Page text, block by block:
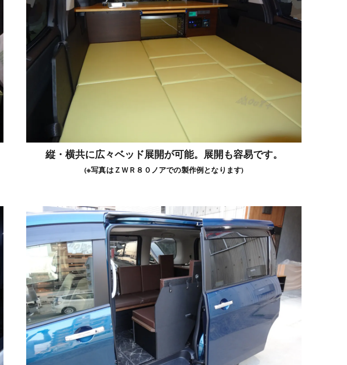
縦・横共に広々ベッド展開が可能。展開も容易です。
(※写真はＺＷＲ８０ノアでの製作例となります)